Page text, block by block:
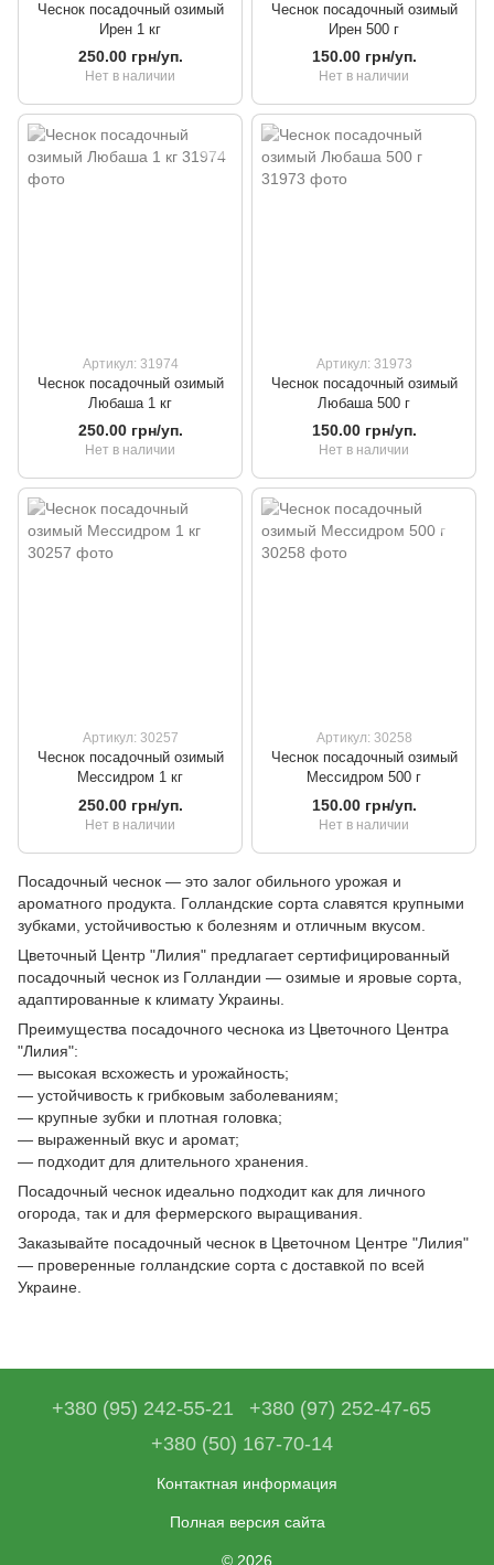
Чеснок посадочный озимый
Ирен 1 кг
250.00 грн/уп.
Нет в наличии
Чеснок посадочный озимый
Ирен 500 г
150.00 грн/уп.
Нет в наличии
Артикул: 31974
Чеснок посадочный озимый
Любаша 1 кг
250.00 грн/уп.
Нет в наличии
Артикул: 31973
Чеснок посадочный озимый
Любаша 500 г
150.00 грн/уп.
Нет в наличии
Артикул: 30257
Чеснок посадочный озимый
Мессидром 1 кг
250.00 грн/уп.
Нет в наличии
Артикул: 30258
Чеснок посадочный озимый
Мессидром 500 г
150.00 грн/уп.
Нет в наличии
Посадочный чеснок — это залог обильного урожая и
ароматного продукта. Голландские сорта славятся крупными
зубками, устойчивостью к болезням и отличным вкусом.
Цветочный Центр "Лилия" предлагает сертифицированный
посадочный чеснок из Голландии — озимые и яровые сорта,
адаптированные к климату Украины.
Преимущества посадочного чеснока из Цветочного Центра
"Лилия":
— высокая всхожесть и урожайность;
— устойчивость к грибковым заболеваниям;
— крупные зубки и плотная головка;
— выраженный вкус и аромат;
— подходит для длительного хранения.
Посадочный чеснок идеально подходит как для личного
огорода, так и для фермерского выращивания.
Заказывайте посадочный чеснок в Цветочном Центре "Лилия"
— проверенные голландские сорта с доставкой по всей
Украине.
+380 (95) 242-55-21
+380 (97) 252-47-65
+380 (50) 167-70-14
Контактная информация
Полная версия сайта
© 2026